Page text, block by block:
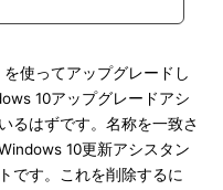
使ってアップグレードし
10アップグレードアシ
るはずです。名称を一致さ
10更新アシスタン
です。これを削除するに